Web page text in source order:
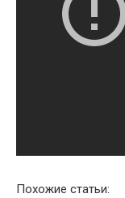
Похожие статьи: